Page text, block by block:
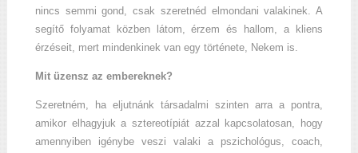
nincs semmi gond, csak szeretnéd elmondani valakinek. A
segítő folyamat közben látom, érzem és hallom, a kliens
érzéseit, mert mindenkinek van egy története, Nekem is.
Mit üzensz az embereknek?
Szeretném, ha eljutnánk társadalmi szinten arra a pontra,
amikor elhagyjuk a sztereotípiát azzal kapcsolatosan, hogy
amennyiben igénybe veszi valaki a pszichológus, coach,